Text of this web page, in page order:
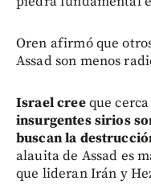
Oren afirmó que
Assad son menos
Israel creeque cerca
insurgentes sirios
buscan la
alauita de Assad es
que lideran Irán y